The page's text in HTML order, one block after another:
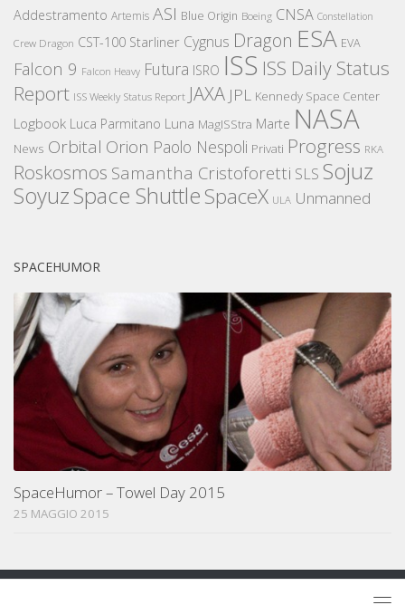
Addestramento Artemis ASI Blue Origin Boeing CNSA Constellation
Crew Dragon CST-100 Starliner Cygnus Dragon ESA EVA
Falcon 9 Falcon Heavy Futura ISRO ISS ISS Daily Status
Report ISS Weekly Status Report JAXA JPL Kennedy Space Center
Logbook Luca Parmitano Luna MagISStra Marte NASA
News Orbital Orion Paolo Nespoli Privati Progress RKA
Roskosmos Samantha Cristoforetti SLS Sojuz
SoyuzSpace ShuttleSpaceX ULA Unmanned
SPACEHUMOR
SpaceHumor – Towel Day 2015
25 MAGGIO 2015